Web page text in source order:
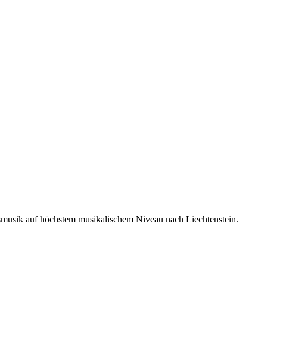
auf höchstem musikalischem Niveau nach Liechtenstein.